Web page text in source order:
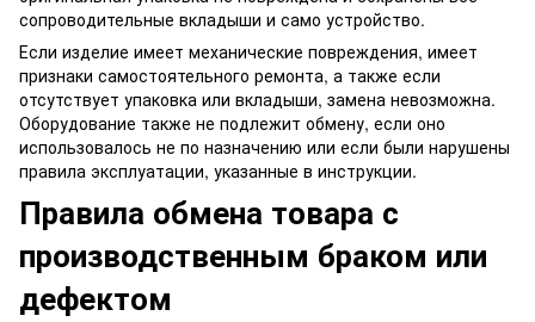
сопроводительные вкладыши и само устройство.
Если изделие имеет механические повреждения, имеет
признаки самостоятельного ремонта, а также если
отсутствует упаковка или вкладыши, замена невозможна.
Оборудование также не подлежит обмену, если оно
использовалось не по назначению или если были нарушены
правила эксплуатации, указанные в инструкции.
Правила обмена товара с
производственным браком или
дефектом